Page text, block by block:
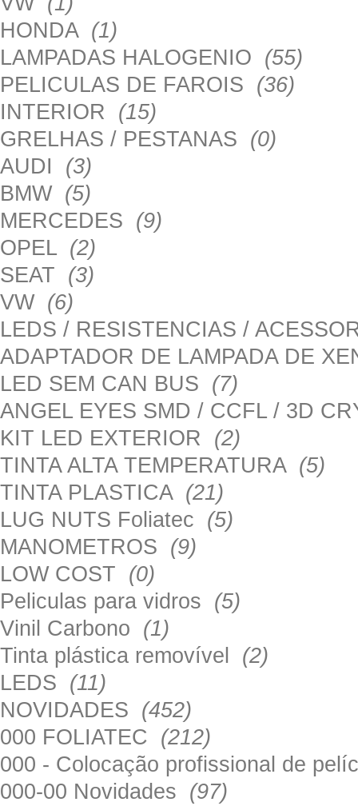
HONDA (1)
LAMPADAS HALOGENIO (55)
PELICULAS DE FAROIS (36)
INTERIOR (15)
GRELHAS / PESTANAS (0)
AUDI (3)
BMW (5)
MERCEDES (9)
OPEL (2)
SEAT (3)
VW (6)
LEDS / RESISTENCIAS /
ADAPTADOR DE LAMPADA DE
LED SEM CAN BUS (7)
ANGEL EYES SMD / CCFL / 3D
KIT LED EXTERIOR (2)
TINTA ALTA TEMPERATURA (5)
TINTA PLASTICA (21)
LUG NUTS Foliatec (5)
MANOMETROS (9)
LOW COST (0)
Peliculas para vidros (5)
Vinil Carbono (1)
Tinta plástica removível (2)
LEDS (11)
NOVIDADES (452)
000 FOLIATEC (212)
000 - Colocação profissional de
000-00 Novidades (97)